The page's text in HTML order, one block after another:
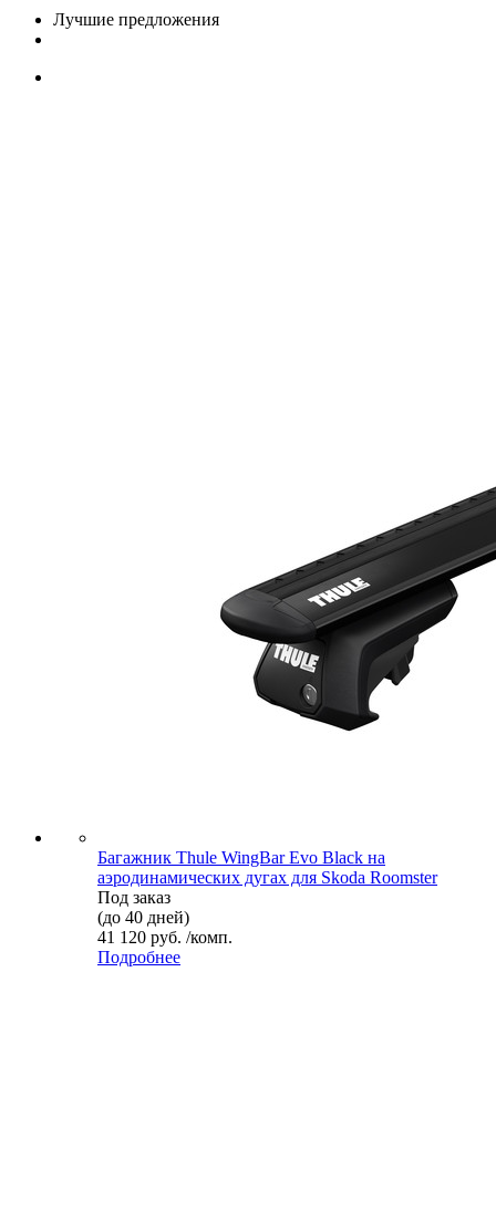
Лучшие предложения
Багажник Thule WingBar Evo Black на
аэродинамических дугах для Skoda Roomster
Под заказ
(до 40 дней)
41 120 руб. /комп.
Подробнее